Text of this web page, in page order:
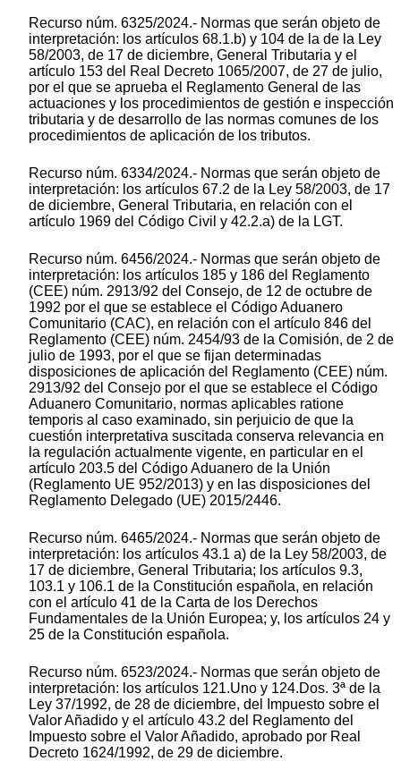
Recurso núm. 6325/2024.- Normas que serán objeto de
interpretación: los artículos 68.1.b) y 104 de la de la Ley
58/2003, de 17 de diciembre, General Tributaria y el
artículo 153 del Real Decreto 1065/2007, de 27 de julio,
por el que se aprueba el Reglamento General de las
actuaciones y los procedimientos de gestión e inspección
tributaria y de desarrollo de las normas comunes de los
procedimientos de aplicación de los tributos.
Recurso núm. 6334/2024.- Normas que serán objeto de
interpretación: los artículos 67.2 de la Ley 58/2003, de 17
de diciembre, General Tributaria, en relación con el
artículo 1969 del Código Civil y 42.2.a) de la LGT.
Recurso núm. 6456/2024.- Normas que serán objeto de
interpretación: los artículos 185 y 186 del Reglamento
(CEE) núm. 2913/92 del Consejo, de 12 de octubre de
1992 por el que se establece el Código Aduanero
Comunitario (CAC), en relación con el artículo 846 del
Reglamento (CEE) núm. 2454/93 de la Comisión, de 2 de
julio de 1993, por el que se fijan determinadas
disposiciones de aplicación del Reglamento (CEE) núm.
2913/92 del Consejo por el que se establece el Código
Aduanero Comunitario, normas aplicables ratione
temporis al caso examinado, sin perjuicio de que la
cuestión interpretativa suscitada conserva relevancia en
la regulación actualmente vigente, en particular en el
artículo 203.5 del Código Aduanero de la Unión
(Reglamento UE 952/2013) y en las disposiciones del
Reglamento Delegado (UE) 2015/2446.
Recurso núm. 6465/2024.- Normas que serán objeto de
interpretación: los artículos 43.1 a) de la Ley 58/2003, de
17 de diciembre, General Tributaria; los artículos 9.3,
103.1 y 106.1 de la Constitución española, en relación
con el artículo 41 de la Carta de los Derechos
Fundamentales de la Unión Europea; y, los artículos 24 y
25 de la Constitución española.
Recurso núm. 6523/2024.- Normas que serán objeto de
interpretación: los artículos 121.Uno y 124.Dos. 3ª de la
Ley 37/1992, de 28 de diciembre, del Impuesto sobre el
Valor Añadido y el artículo 43.2 del Reglamento del
Impuesto sobre el Valor Añadido, aprobado por Real
Decreto 1624/1992, de 29 de diciembre.